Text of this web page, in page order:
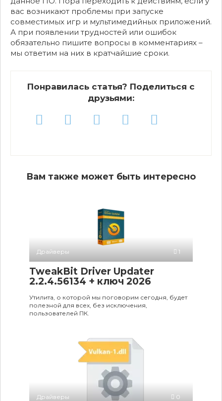
вас возникают проблемы при запуске
совместимых игр и мультимедийных приложений.
А при появлении трудностей или ошибок
обязательно пишите вопросы в комментариях –
мы ответим на них в кратчайшие сроки.
Понравилась статья? Поделиться с
друзьями:
Вам также может быть интересно
Драйверы 1
TweakBit Driver Updater
2.2.4.56134 + ключ 2026
Утилита, о которой мы поговорим сегодня, будет
полезной для всех, без исключения,
пользователей ПК.
Драйверы 0